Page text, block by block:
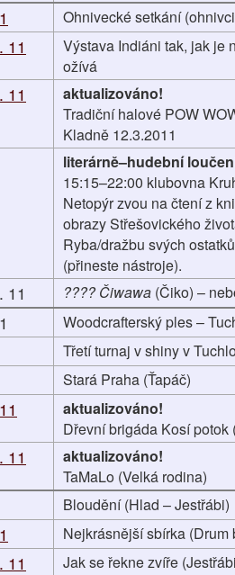
Ohnivecké setkání
11
Výstava Indiáni tak, jak je
ožívá
11
aktualizováno!
Tradiční halové POW
Kladně 12.3.2011
literárně–hudební
15:15–22:00 klubovna
Netopýr zvou na čtení z
obrazy Střešovického
Ryba/dražbu svých
(přineste nástroje).
11 ???? Čiwawa (Čiko) –
Woodcrafterský ples –
Třetí turnaj v shiny v
Stará Praha (Ťapáč)
aktualizováno!
Dřevní brigáda Kosí potok
11
aktualizováno!
TaMaLo (Velká rodina)
Bloudění (Hlad – Jestřábi)
Nejkrásnější sbírka (Drum
11
Jak se řekne zvíře